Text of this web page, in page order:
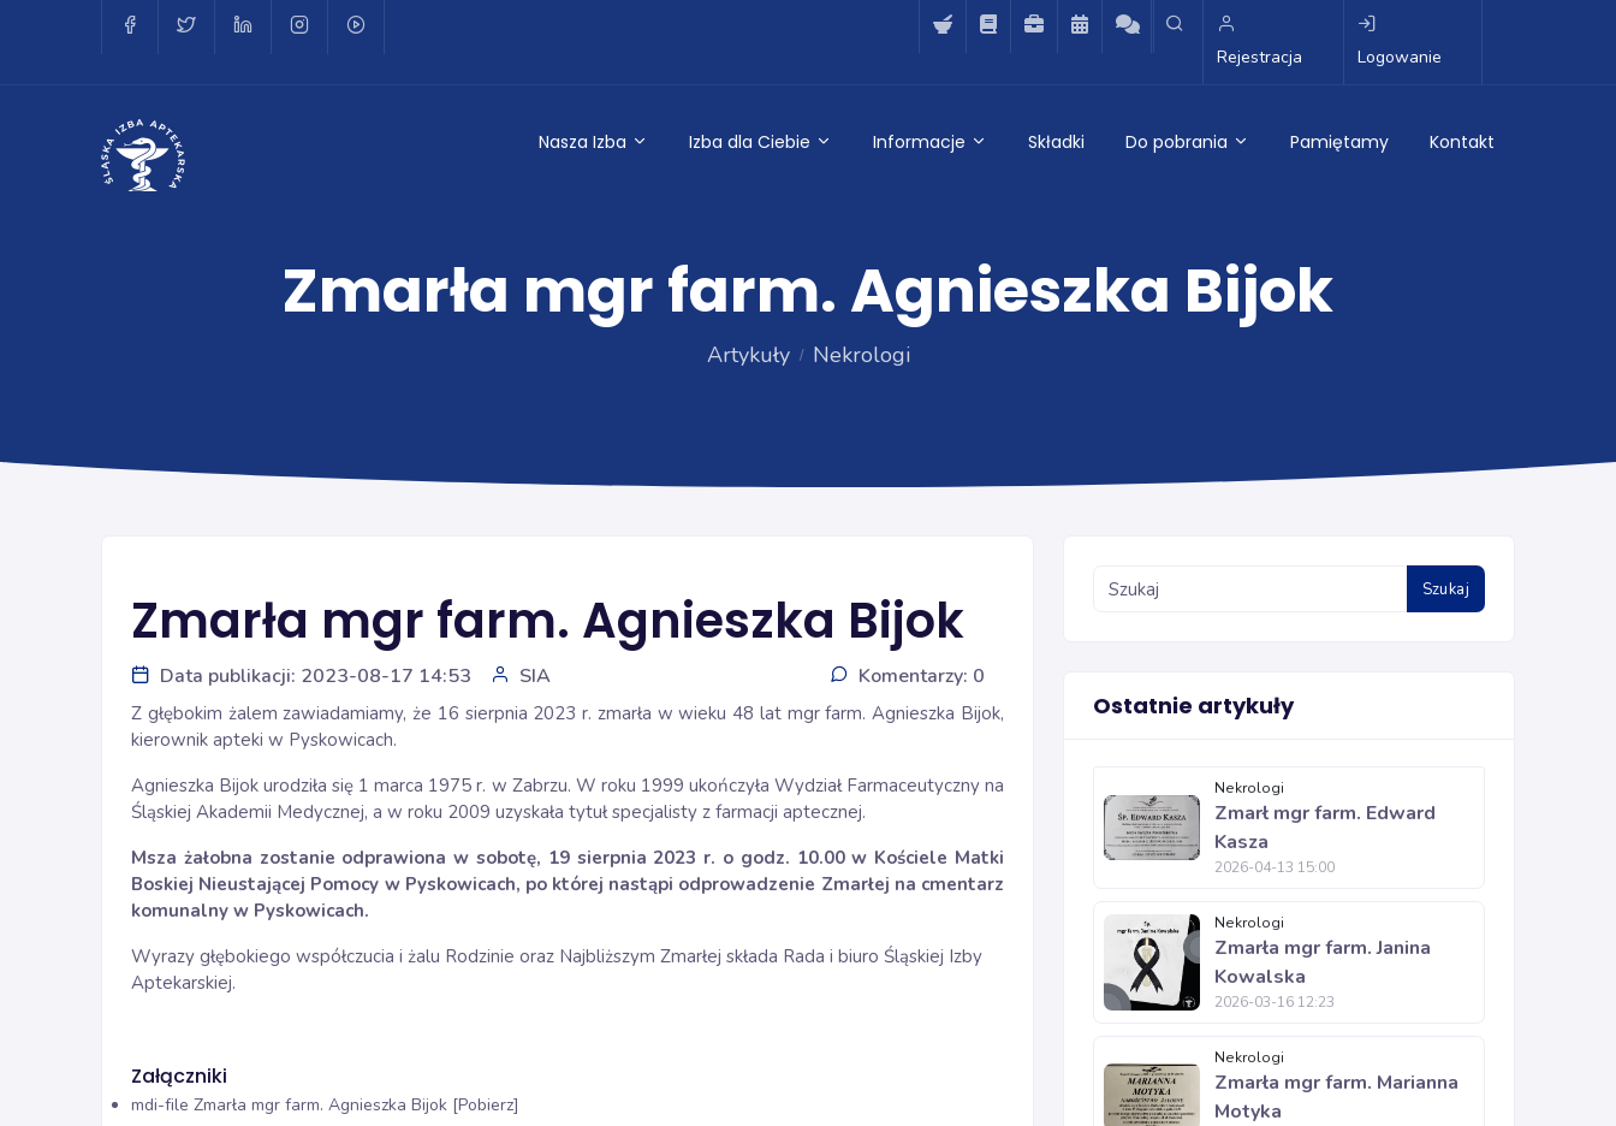
Rejestracja Logowanie
Nasza Izba Izba dla Ciebie Informacje Składki Do pobrania Pamiętamy Kontakt
Zmarła mgr farm. Agnieszka Bijok
Artykuły Nekrologi
Zmarła mgr farm. Agnieszka Bijok
Data publikacji: 2023-08-17 14:53 SIA Komentarzy: 0
Z głębokim żalem zawiadamiamy, że 16 sierpnia 2023 r. zmarła w wieku 48 lat mgr farm. Agnieszka Bijok,
kierownik apteki w Pyskowicach.
Agnieszka Bijok urodziła się 1 marca 1975 r. w Zabrzu. W roku 1999 ukończyła Wydział Farmaceutyczny na
Śląskiej Akademii Medycznej, a w roku 2009 uzyskała tytuł specjalisty z farmacji aptecznej.
Msza żałobna zostanie odprawiona w sobotę, 19 sierpnia 2023 r. o godz. 10.00 w Kościele Matki
Boskiej Nieustającej Pomocy w Pyskowicach, po której nastąpi odprowadzenie Zmarłej na cmentarz
komunalny w Pyskowicach.
Wyrazy głębokiego współczucia i żalu Rodzinie oraz Najbliższym Zmarłej składa Rada i biuro Śląskiej Izby
Aptekarskiej.
Załączniki
mdi-file Zmarła mgr farm. Agnieszka Bijok [Pobierz]
Szukaj
Ostatnie artykuły
Nekrologi
Zmarł mgr farm. Edward
Kasza
2026-04-13 15:00
Nekrologi
Zmarła mgr farm. Janina
Kowalska
2026-03-16 12:23
Nekrologi
Zmarła mgr farm. Marianna
Motyka